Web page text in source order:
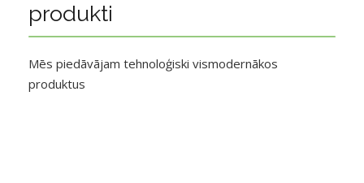
produkti
Mēs piedāvājam tehnoloģiski vismodernākos
produktus